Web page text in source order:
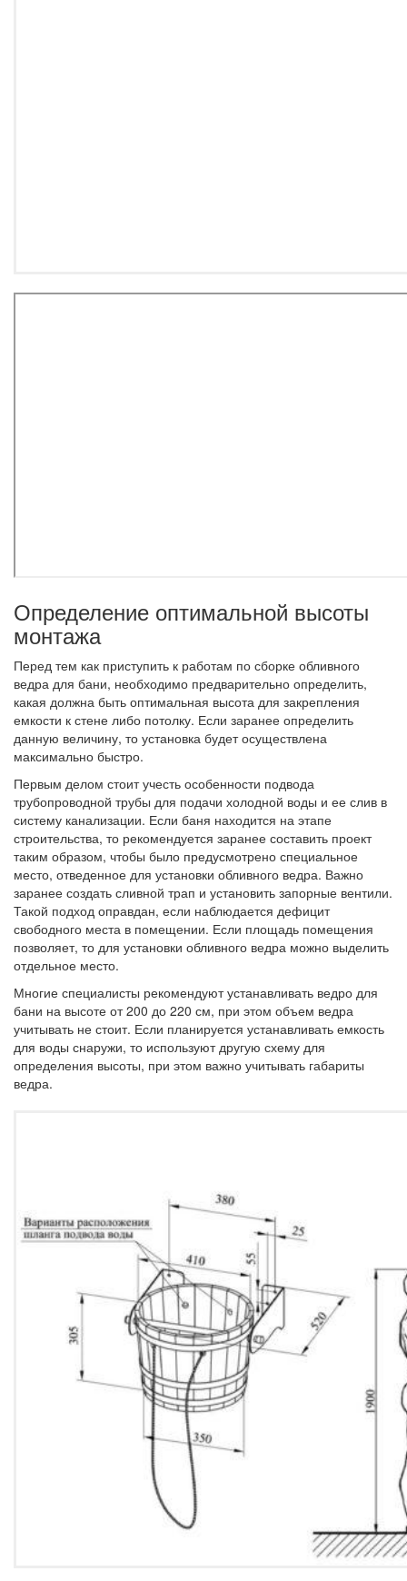
Определение оптимальной высоты
монтажа
Перед тем как приступить к работам по сборке обливного
ведра для бани, необходимо предварительно определить,
какая должна быть оптимальная высота для закрепления
емкости к стене либо потолку. Если заранее определить
данную величину, то установка будет осуществлена
максимально быстро.
Первым делом стоит учесть особенности подвода
трубопроводной трубы для подачи холодной воды и ее слив в
систему канализации. Если баня находится на этапе
строительства, то рекомендуется заранее составить проект
таким образом, чтобы было предусмотрено специальное
место, отведенное для установки обливного ведра. Важно
заранее создать сливной трап и установить запорные вентили.
Такой подход оправдан, если наблюдается дефицит
свободного места в помещении. Если площадь помещения
позволяет, то для установки обливного ведра можно выделить
отдельное место.
Многие специалисты рекомендуют устанавливать ведро для
бани на высоте от 200 до 220 см, при этом объем ведра
учитывать не стоит. Если планируется устанавливать емкость
для воды снаружи, то используют другую схему для
определения высоты, при этом важно учитывать габариты
ведра.